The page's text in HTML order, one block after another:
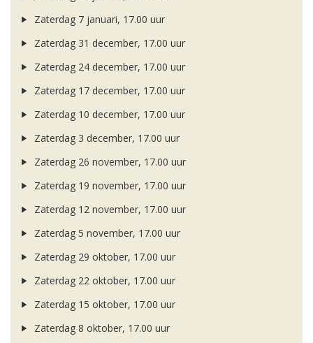
Zaterdag 7 januari, 17.00 uur
Zaterdag 31 december, 17.00 uur
Zaterdag 24 december, 17.00 uur
Zaterdag 17 december, 17.00 uur
Zaterdag 10 december, 17.00 uur
Zaterdag 3 december, 17.00 uur
Zaterdag 26 november, 17.00 uur
Zaterdag 19 november, 17.00 uur
Zaterdag 12 november, 17.00 uur
Zaterdag 5 november, 17.00 uur
Zaterdag 29 oktober, 17.00 uur
Zaterdag 22 oktober, 17.00 uur
Zaterdag 15 oktober, 17.00 uur
Zaterdag 8 oktober, 17.00 uur